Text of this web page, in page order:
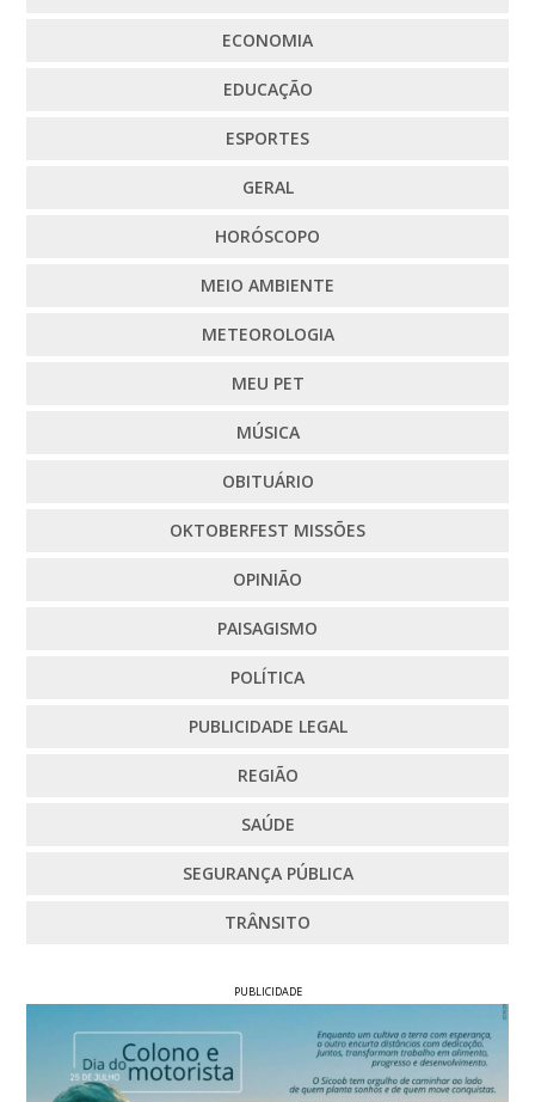
ECONOMIA
EDUCAÇÃO
ESPORTES
GERAL
HORÓSCOPO
MEIO AMBIENTE
METEOROLOGIA
MEU PET
MÚSICA
OBITUÁRIO
OKTOBERFEST MISSÕES
OPINIÃO
PAISAGISMO
POLÍTICA
PUBLICIDADE LEGAL
REGIÃO
SAÚDE
SEGURANÇA PÚBLICA
TRÂNSITO
PUBLICIDADE